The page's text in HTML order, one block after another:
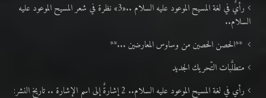
رأيٌ في لغة المسيح الموعود عليه السلام ..«3» نظرة في شعر المسيح الموعود عليه
السلام..
**الحصن الحصين من وساوس المعارضين ...**
متطلَّبات التّحريك الجديد
رأي في لغة المسيح الموعود عليه السلام.. 2 إشارةٌ إلى اسم الإشارة .. تاريخ النشر: